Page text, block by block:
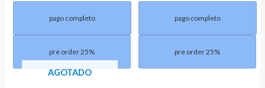
pago completo
pre order 25%
pago completo
pre order 25%
AGOTADO